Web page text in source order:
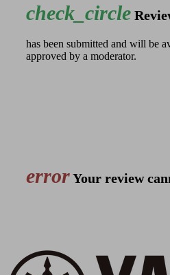
check_circle
has been submitted and will be
approved by a moderator.
errorYour review